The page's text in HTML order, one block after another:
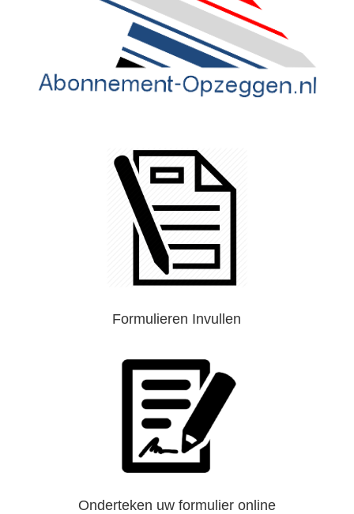
Formulieren Invullen
Onderteken uw formulier online